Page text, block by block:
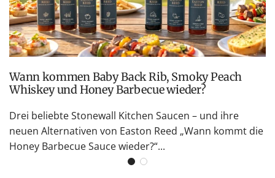
Wann kommen Baby Back Rib, Smoky Peach
Whiskey und Honey Barbecue wieder?
Drei beliebte Stonewall Kitchen Saucen – und ihre
neuen Alternativen von Easton Reed „Wann kommt die
Honey Barbecue Sauce wieder?“...